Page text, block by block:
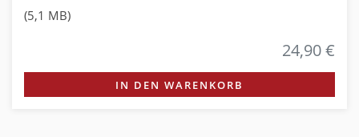
(5,1 MB)
24,90 €
IN DEN WARENKORB